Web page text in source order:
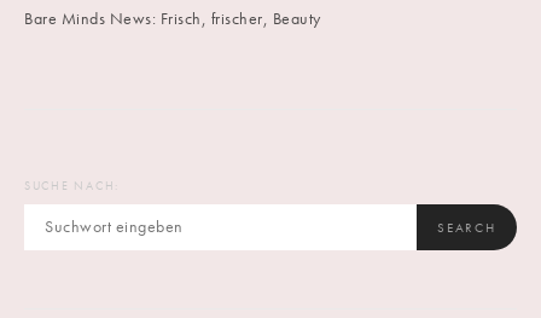
Bare Minds News: Frisch, frischer, Beauty
SUCHE NACH:
SEARCH